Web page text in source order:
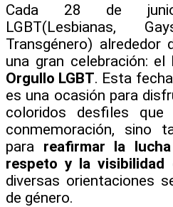
Cada 28 de
LGBT(Lesbianas,
Transgénero) alrededor
una gran celebración: el
Orgullo LGBT. Esta
es una ocasión para
coloridos desfiles
conmemoración, sino
para reafirmar la
respeto y la visibilidad
diversas orientaciones
de género.